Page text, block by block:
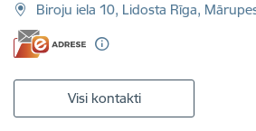
Biroju iela 10, Lidosta Rīga,
Visi kontakti